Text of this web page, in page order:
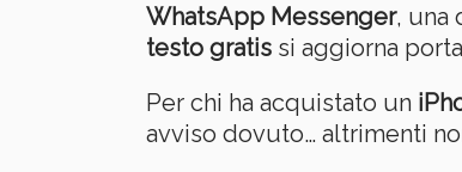
WhatsApp Messenger, una
testo gratis si aggiorna
Per chi ha acquistato un
avviso dovuto… altrimenti